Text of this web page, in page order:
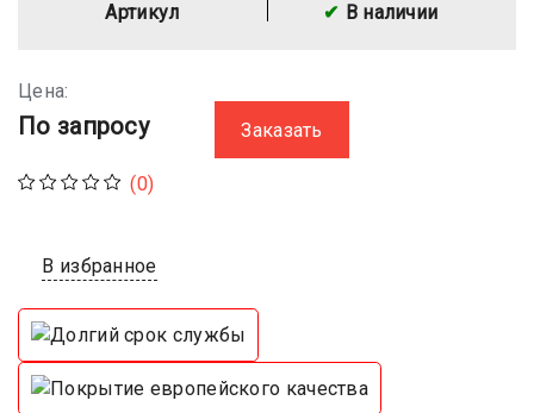
Артикул В наличии
Цена:
По запросу Заказать
(0)
В избранное